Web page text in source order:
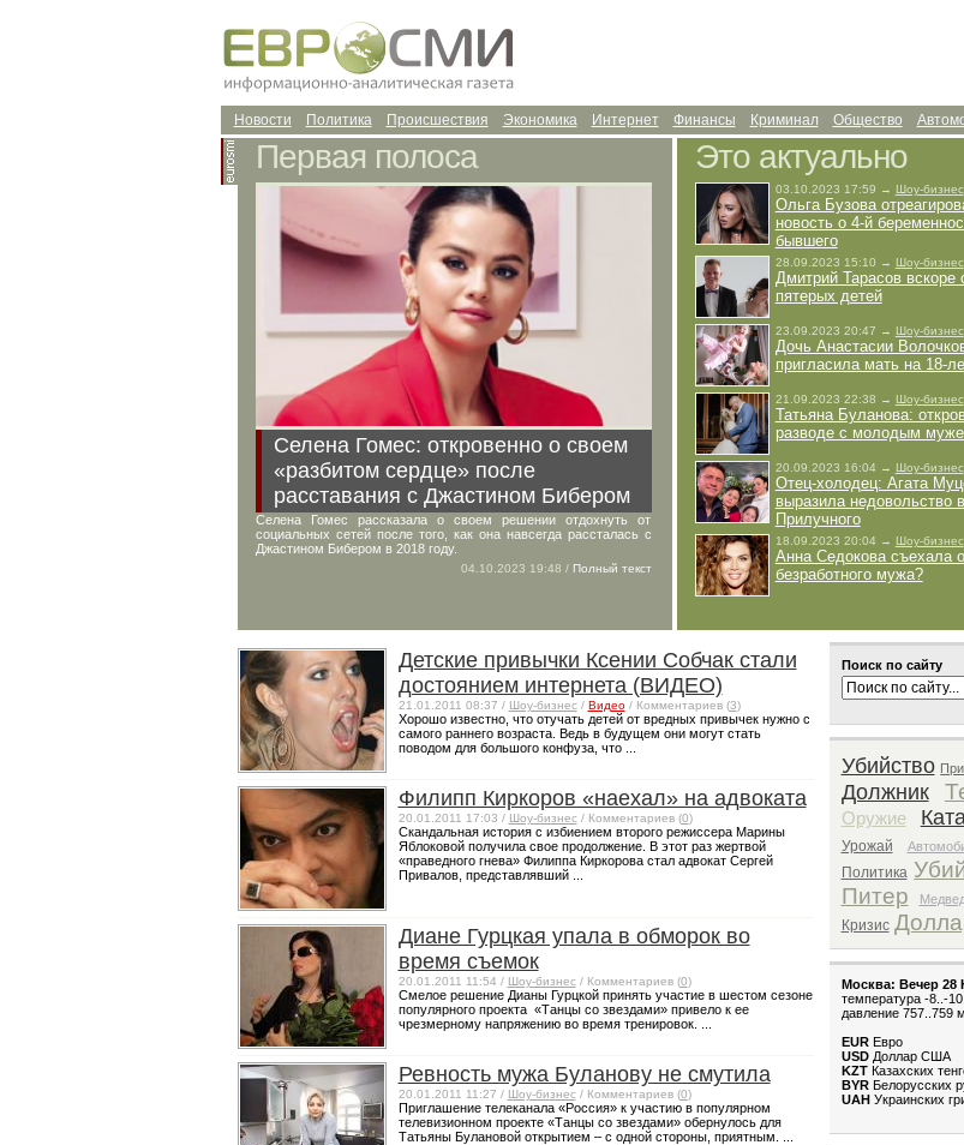
Общество
Криминал
Финансы
Интернет
Экономика
Происшествия
Политика
Новости
Первая полоса
Селена Гомес: откровенно о своем
«разбитом сердце» после
расставания с Джастином Бибером
Селена Гомес рассказала о своем решении отдохнуть от
социальных сетей после того, как она навсегда рассталась с
Джастином Бибером в 2018 году.
04.10.2023 19:48 / Полный текст
Это актуально
03.10.2023 17:59 → Шоу-бизнес
Ольга Бузова
новость о 4-й
бывшего
28.09.2023 15:10 → Шоу-бизнес
Дмитрий Тарасов вскоре
пятерых детей
23.09.2023 20:47 → Шоу-бизнес
Дочь Анастасии
пригласила мать на 18-
21.09.2023 22:38 → Шоу-бизнес
Татьяна Буланова:
разводе с молодым
20.09.2023 16:04 → Шоу-бизнес
Отец-холодец: Агата
выразила недовольство
Прилучного
18.09.2023 20:04 → Шоу-бизнес
Анна Седокова съехала
безработного мужа?
Детские привычки Ксении Собчак стали
достоянием интернета (ВИДЕО)
21.01.2011 08:37 / Шоу-бизнес/ Видео/ Комментариев (3)
Хорошо известно, что отучать детей от вредных привычек нужно с
самого раннего возраста. Ведь в будущем они могут стать
поводом для большого конфуза, что ...
Филипп Киркоров «наехал» на адвоката
20.01.2011 17:03 / Шоу-бизнес/ Комментариев (0)
Скандальная история с избиением второго режиссера Марины
Яблоковой получила свое продолжение. В этот раз жертвой
«праведного гнева» Филиппа Киркорова стал адвокат Сергей
Привалов, представлявший ...
Диане Гурцкая упала в обморок во
время съемок
20.01.2011 11:54 / Шоу-бизнес/ Комментариев (0)
Смелое решение Дианы Гурцкой принять участие в шестом сезоне
популярного проекта «Танцы со звездами» привело к ее
чрезмерному напряжению во время тренировок. ...
Ревность мужа Буланову не смутила
20.01.2011 11:27 / Шоу-бизнес/ Комментариев (0)
Приглашение телеканала «Россия» к участию в популярном
телевизионном проекте «Танцы со звездами» обернулось для
Татьяны Булановой открытием – с одной стороны, приятным. ...
Поиск по сайту
Убийство
Должник
Оружие
Урожай
Политика
Питер
Кризис
Москва: Вечер 28
температура -8..-
давление 757..759
EURЕвро
USDДоллар США
KZTКазахских
BYRБелорусских
UAHУкраинских